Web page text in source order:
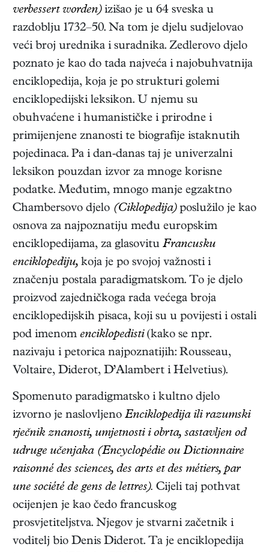
verbessert worden)izišao je u 64 sveska u
razdoblju 1732–50. Na tom je djelu sudjelovao
veći broj urednika i suradnika. Zedlerovo djelo
poznato je kao do tada najveća i najobuhvatnija
enciklopedija, koja je po strukturi golemi
enciklopedijski leksikon. U njemu su
obuhvaćene i humanističke i prirodne i
primijenjene znanosti te biografije istaknutih
pojedinaca. Pa i dan-danas taj je univerzalni
leksikon pouzdan izvor za mnoge korisne
podatke. Međutim, mnogo manje egzaktno
Chambersovo djelo (Ciklopedija)poslužilo je kao
osnova za najpoznatiju među europskim
enciklopedijama, za glasovitu Francusku
enciklopediju, koja je po svojoj važnosti i
značenju postala paradigmatskom. To je djelo
proizvod zajedničkoga rada većega broja
enciklopedijskih pisaca, koji su u povijesti i ostali
pod imenom enciklopedisti(kako se npr.
nazivaju i petorica najpoznatijih: Rousseau,
Voltaire, Diderot, D’Alambert i Helvetius).
Spomenuto paradigmatsko i kultno djelo
izvorno je naslovljeno Enciklopedija ili razumski
rječnik znanosti, umjetnosti i obrta, sastavljen od
udruge učenjaka (Encyclopédie ou Dictionnaire
raisonné des sciences, des arts et des métiers, par
une société de gens de lettres). Cijeli taj pothvat
ocijenjen je kao čedo francuskog
prosvjetiteljstva. Njegov je stvarni začetnik i
voditelj bio Denis Diderot. Ta je enciklopedija